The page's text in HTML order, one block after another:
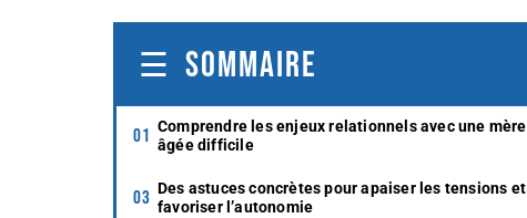
SOMMAIRE
Comprendre les enjeux relationnels avec une mère
âgée difficile
Des astuces concrètes pour apaiser les tensions et
favoriser l’autonomie